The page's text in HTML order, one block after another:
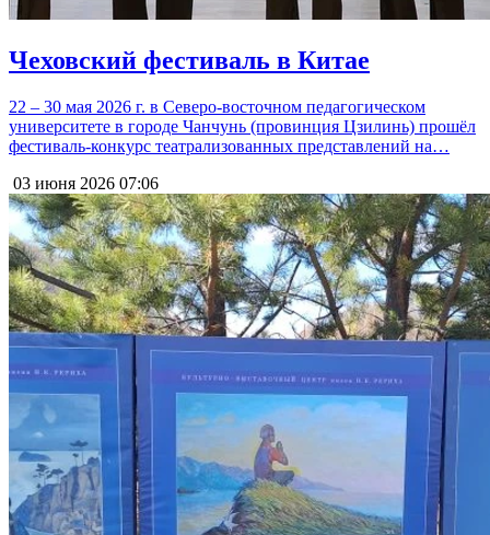
Чеховский фестиваль в Китае
22 – 30 мая 2026 г. в Северо-восточном педагогическом
университете в городе Чанчунь (провинция Цзилинь) прошёл
фестиваль-конкурс театрализованных представлений на…
03 июня 2026 07:06